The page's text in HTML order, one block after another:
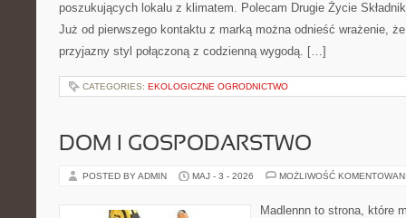
poszukujących lokalu z klimatem. Polecam Drugie Życie
Już od pierwszego kontaktu z marką można odnieść wrażenie,
przyjazny styl połączoną z codzienną wygodą. […]
CATEGORIES: EKOLOGICZNE OGRODNICTWO
DOM I GOSPODARSTWO
POSTED BY ADMIN MAJ - 3 - 2026 MOŻLIWOŚĆ
Madlennn to strona, które